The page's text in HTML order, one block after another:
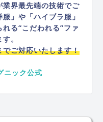
界最先端の技術でご
」や「ハイブラ服」
る“こだわれる”ファ
。
ご対応いたします！
ニック公式